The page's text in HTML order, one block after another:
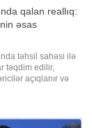
qalan reallıq:
əsas
təhsil sahəsi ilə
təqdim edilir,
açıqlanır və
plana çəkilir.
əksinə,